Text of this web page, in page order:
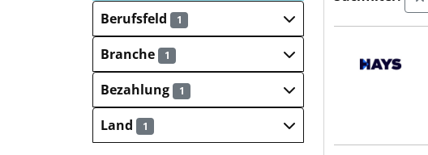
Berufsfeld
1
Branche 1
Bezahlung 1
Land 1